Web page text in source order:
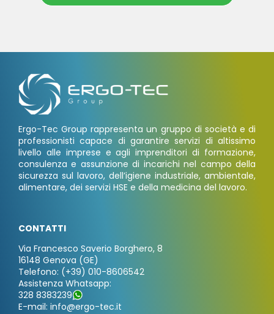
Ergo-Tec Group rappresenta un gruppo di società e di
professionisti capace di garantire servizi di altissimo
livello alle imprese e agli imprenditori di formazione,
consulenza e assunzione di incarichi nel campo della
sicurezza sul lavoro, dell’igiene industriale, ambientale,
alimentare, dei servizi HSE e della medicina del lavoro.
CONTATTI
Via Francesco Saverio Borghero, 8
16148 Genova (GE)
Telefono: (+39) 010-8606542
Assistenza Whatsapp:
328 8383239
E-mail: info@ergo-tec.it